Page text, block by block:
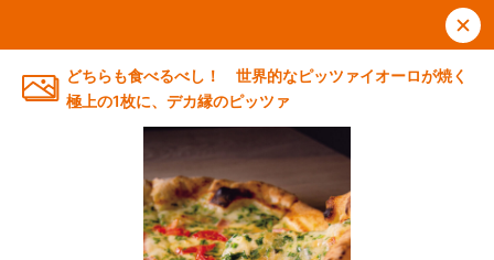
どちらも食べるべし！ 世界的なピッツァイオーロが焼く
極上の1枚に、デカ縁のピッツァ